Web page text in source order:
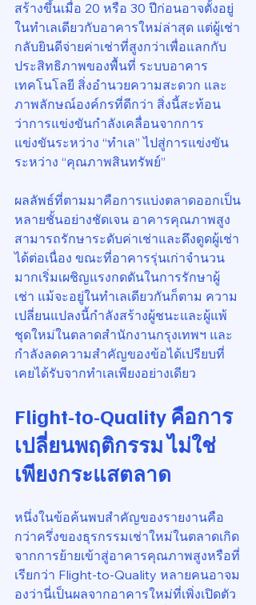
สร้างขึ้นเมื่อ 20 หรือ 30 ปีก่อนอาจตั้งอยู่
ในทำเลเดียวกับอาคารใหม่ล่าสุด แต่ผู้เช่า
กลับยินดีจ่ายค่าเช่าที่สูงกว่าเพื่อแลกกับ
ประสิทธิภาพของพื้นที่ ระบบอาคาร
เทคโนโลยี สิ่งอำนวยความสะดวก และ
ภาพลักษณ์องค์กรที่ดีกว่า สิ่งนี้สะท้อน
ว่าการแข่งขันกำลังเคลื่อนจากการ
แข่งขันระหว่าง “ทำเล” ไปสู่การแข่งขัน
ระหว่าง “คุณภาพสินทรัพย์”
ผลลัพธ์ที่ตามมาคือการแบ่งตลาดออกเป็น
หลายชั้นอย่างชัดเจน อาคารคุณภาพสูง
สามารถรักษาระดับค่าเช่าและดึงดูดผู้เช่า
ได้ต่อเนื่อง ขณะที่อาคารรุ่นเก่าจำนวน
มากเริ่มเผชิญแรงกดดันในการรักษาผู้
เช่า แม้จะอยู่ในทำเลเดียวกันก็ตาม ความ
เปลี่ยนแปลงนี้กำลังสร้างผู้ชนะและผู้แพ้
ชุดใหม่ในตลาดสำนักงานกรุงเทพฯ และ
กำลังลดความสำคัญของข้อได้เปรียบที่
เคยได้รับจากทำเลเพียงอย่างเดียว
Flight-to-Quality คือการ
เปลี่ยนพฤติกรรม ไม่ใช่
เพียงกระแสตลาด
หนึ่งในข้อค้นพบสำคัญของรายงานคือ
กว่าครึ่งของธุรกรรมเช่าใหม่ในตลาดเกิด
จากการย้ายเข้าสู่อาคารคุณภาพสูงหรือที่
เรียกว่า Flight-to-Quality หลายคนอาจม
องว่านี่เป็นผลจากอาคารใหม่ที่เพิ่งเปิดตัว